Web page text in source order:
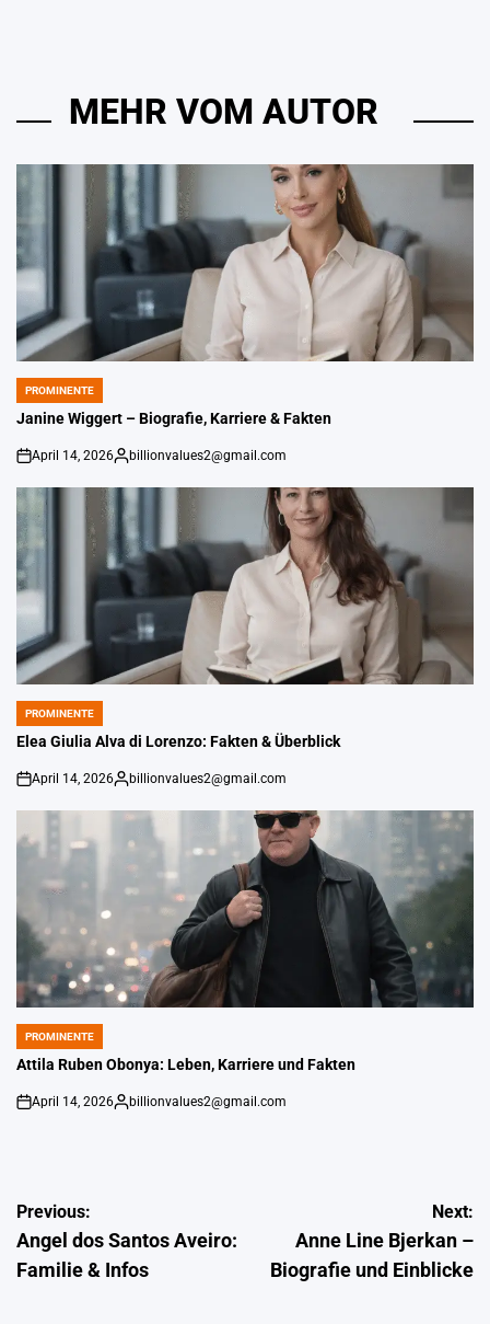
MEHR VOM AUTOR
POSTED
IN
PROMINENTE
Janine Wiggert – Biografie, Karriere & Fakten
on
April 14, 2026
Gepostet
billionvalues2@gmail.com
POSTED
IN
PROMINENTE
Elea Giulia Alva di Lorenzo: Fakten & Überblick
on
April 14, 2026
Gepostet
billionvalues2@gmail.com
POSTED
IN
PROMINENTE
Attila Ruben Obonya: Leben, Karriere und Fakten
on
April 14, 2026
Gepostet
billionvalues2@gmail.com
Post
navigation
Previous:
Angel dos Santos Aveiro:
Familie & Infos
Next:
Anne Line Bjerkan –
Biografie und Einblicke